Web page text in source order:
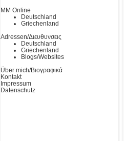
MM Online
Deutschland
Griechenland
Adressen/Διευθυνσεις
Deutschland
Griechenland
Blogs/Websites
Über mich/Βιογραφικά
Kontakt
Impressum
Datenschutz